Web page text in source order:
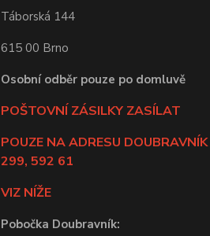
Táborská 144
615 00 Brno
Osobní odběr pouze po domluvě
POŠTOVNÍ ZÁSILKY ZASÍLAT
POUZE NA ADRESU DOUBRAVNÍK
299, 592 61
VIZ NÍŽE
Pobočka Doubravník: